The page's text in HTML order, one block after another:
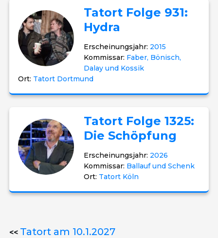
Tatort Folge 931:
Hydra
Erscheinungsjahr: 2015
Kommissar: Faber, Bönisch,
Dalay und Kossik
Ort: Tatort Dortmund
Tatort Folge 1325:
Die Schöpfung
Erscheinungsjahr: 2026
Kommissar: Ballauf und Schenk
Ort: Tatort Köln
<< Tatort am 10.1.2027